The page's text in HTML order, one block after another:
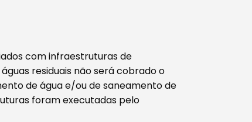
com infraestruturas de
residuais não será cobrado o
de água e/ou de saneamento de
foram executadas pelo